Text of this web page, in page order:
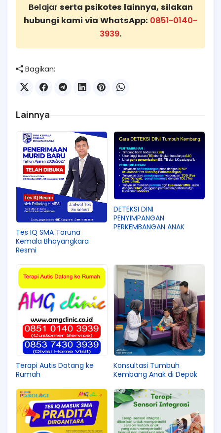
Belajar serta psikotes lainnya, silakan
hubungi kami via WhatsApp: 0851-0140-
3939.
Bagikan:
Lainnya
Tes IQ SMA Taruna
Kemala Bhayangkara
Resmi
DETEKSI DINI
PENYIMPANGAN
PERKEMBANGAN ANAK
Terapi Autis Datang ke
Rumah
Konsultasi Tumbuh
Kembang Anak di Depok